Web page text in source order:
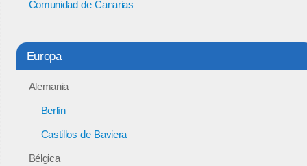
Comunidad de Canarias
Europa
Alemania
Berlín
Castillos de Baviera
Bélgica